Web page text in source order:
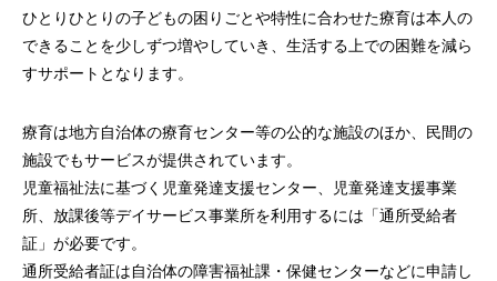
ひとりひとりの子どもの困りごとや特性に合わせた療育は本人の
できることを少しずつ増やしていき、生活する上での困難を減ら
すサポートとなります。
療育は地方自治体の療育センター等の公的な施設のほか、民間の
施設でもサービスが提供されています。
児童福祉法に基づく児童発達支援センター、児童発達支援事業
所、放課後等デイサービス事業所を利用するには「通所受給者
証」が必要です。
通所受給者証は自治体の障害福祉課・保健センターなどに申請し